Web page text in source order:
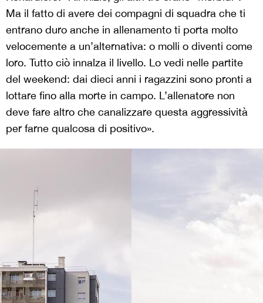
Ma il fatto di avere dei compagni di squadra che ti
entrano duro anche in allenamento ti porta molto
velocemente a un’alternativa: o molli o diventi come
loro. Tutto ciò innalza il livello. Lo vedi nelle partite
del weekend: dai dieci anni i ragazzini sono pronti a
lottare fino alla morte in campo. L’allenatore non
deve fare altro che canalizzare questa aggressività
per farne qualcosa di positivo».